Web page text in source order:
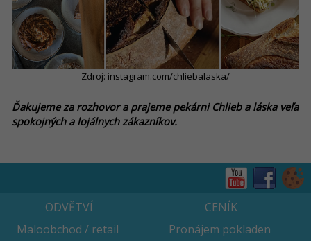
Zdroj: instagram.com/chliebalaska/
Ďakujeme za rozhovor a prajeme pekárni Chlieb a láska veľa
spokojných a lojálnych zákazníkov.
ODVĚTVÍ
Maloobchod / retail
CENÍK
Pronájem pokladen